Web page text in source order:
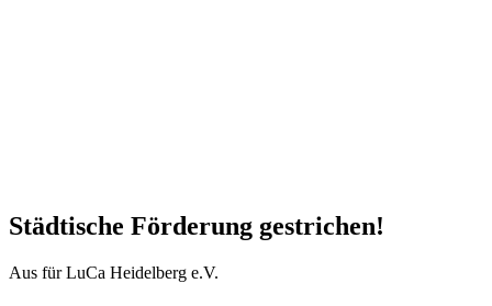
Städtische Förderung gestrichen!
Aus für LuCa Heidelberg e.V.